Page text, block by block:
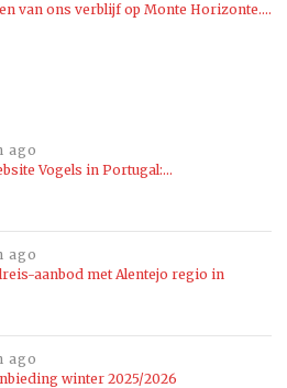
van ons verblijf op Monte Horizonte....
ago
Vogels in Portugal:…
ago
aanbod met Alentejo regio in
ago
winter 2025/2026